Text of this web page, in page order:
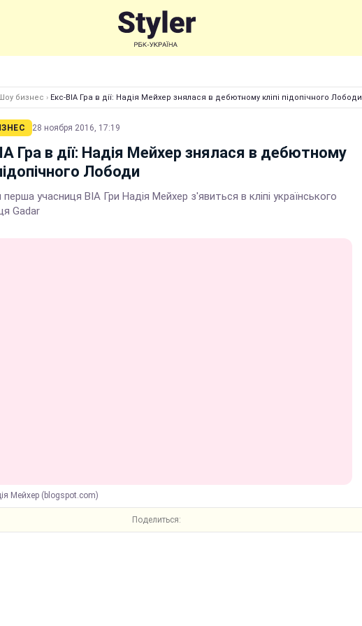
бизнес › Екс-ВІА Гра в дії: Надія Мейхер знялася в дебютному кліпі підопічного Лободи
28 ноября 2016, 17:19
Гра в дії: Надія Мейхер знялася в дебютному
Лободи
учасниця ВІА Гри Надія Мейхер з'явиться в кліпі українського
Gadar
Мейхер (blogspot.com)
Поделиться: